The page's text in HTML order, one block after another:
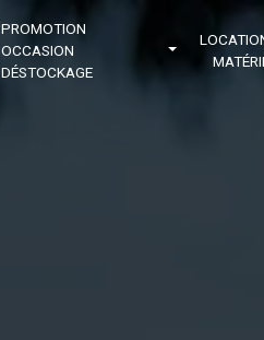
PROMOTION
OCCASION
DÉSTOCKAGE